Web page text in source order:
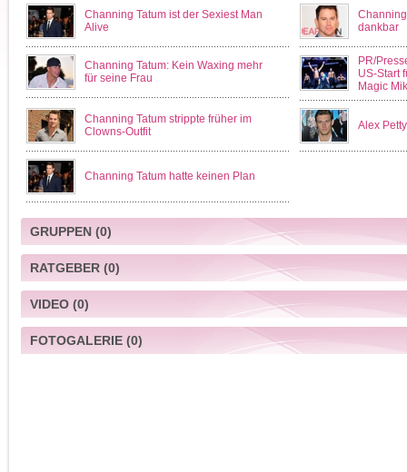
Channing Tatum ist der Sexiest Man
Alive
dankbar
Channing Tatum: Kein Waxing mehr
für seine Frau
PR/
US-Start
Magic
Channing Tatum strippte früher im
Clowns-Outfit
Alex
Channing Tatum hatte keinen Plan
GRUPPEN(0)
RATGEBER(0)
VIDEO(0)
FOTOGALERIE(0)